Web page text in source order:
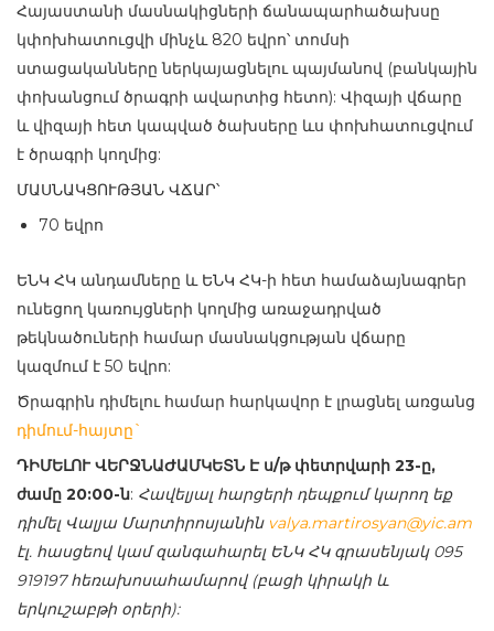
Հայաստանի մասնակիցների ճանապարհածախսը
կփոխհատուցվի մինչև 820 եվրո՝ տոմսի
ստացականները ներկայացնելու պայմանով (բանկային
փոխանցում ծրագրի ավարտից հետո): Վիզայի վճարը
և վիզայի հետ կապված ծախսերը ևս փոխհատուցվում
է ծրագրի կողմից:
ՄԱՍՆԱԿՑՈՒԹՅԱՆ ՎՃԱՐ՝
70 եվրո
ԵՆԿ ՀԿ անդամները և ԵՆԿ ՀԿ-ի հետ համաձայնագրեր
ունեցող կառույցների կողմից առաջադրված
թեկնածուների համար մասնակցության վճարը
կազմում է 50 եվրո:
Ծրագրին դիմելու համար հարկավոր է լրացնել առցանց
դիմում-հայտը`
ԴԻՄԵԼՈՒ ՎԵՐՋՆԱԺԱՄԿԵՏՆ Է ս/թ փետրվարի 23-ը,
ժամը 20:00-ն: Հավելյալ հարցերի դեպքում կարող եք
դիմել Վալյա Մարտիրոսյանին valya.martirosyan@yic.am
էլ. հասցեով կամ զանգահարել ԵՆԿ ՀԿ գրասենյակ 095
919197 հեռախոսահամարով (բացի կիրակի և
երկուշաբթի օրերի):